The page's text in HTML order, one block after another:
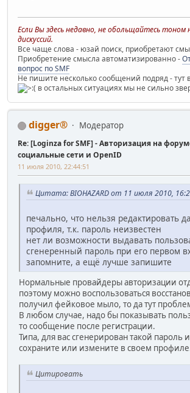
Если Вы здесь недавно, не обольщайтесь тоном
дискуссий.
Все чаще слова - юзай поиск, приобретают
Приобретение смысла автоматизированно -
вопрос по SMF
Не пишите несколько сообщений подряд - тут
в остальных ситуациях мы не сильно
digger® Модератор
Re: [Loginza for SMF] - Авторизация на
социальные сети и OpenID
11 июля 2010, 22:44:51
Цитата: BIOHAZARD от 11 июля 2010,
печально, что нельзя редактировать
профиля, т.к. пароль неизвестен
нет ли возможности выдавать
сгенеренный пароль при его первом
запомните, а ещё лучше запишите
Нормальные провайдеры авторизации
поэтому можно воспользоваться
получил фейковое мыло, то да тут
В любом случае, надо бы показывать
то сообщение после регистрации.
Типа, для вас сгенерирован такой пароль
сохраните или измените в своем
Цитировать